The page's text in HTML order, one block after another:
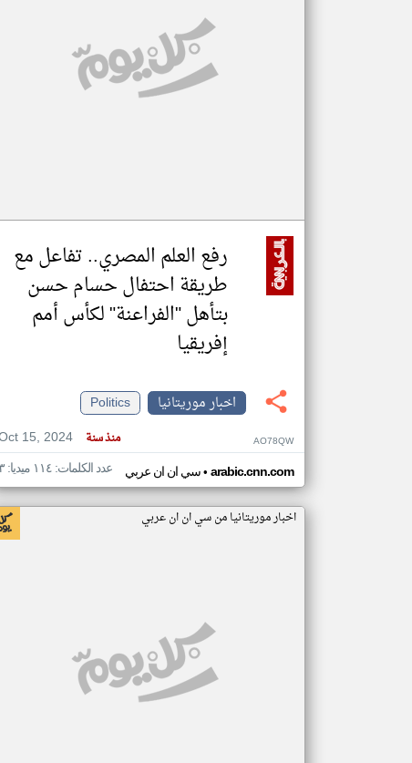
رفع العلم المصري.. تفاعل مع
طريقة احتفال حسام حسن
بتأهل "الفراعنة" لكأس أمم
إفريقيا
اخبار موريتانيا
Politics
15, 2024
منذ سنة AO78QW
سي ان ان عربي• arabic.cnn.com عدد الكلمات: ١١٤ ميديا: ٣
اخبار موريتانيا من سي ان ان عربي